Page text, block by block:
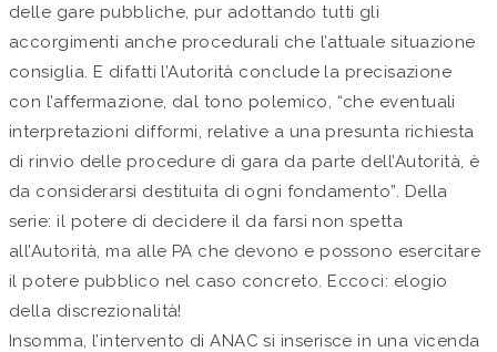
delle gare pubbliche, pur adottando tutti gli
accorgimenti anche procedurali che l’attuale situazione
consiglia. E difatti l’Autorità conclude la precisazione
con l’affermazione, dal tono polemico, “che eventuali
interpretazioni difformi, relative a una presunta richiesta
di rinvio delle procedure di gara da parte dell’Autorità, è
da considerarsi destituita di ogni fondamento”. Della
serie: il potere di decidere il da farsi non spetta
all’Autorità, ma alle PA che devono e possono esercitare
il potere pubblico nel caso concreto. Eccoci: elogio
della discrezionalità!
Insomma, l’intervento di ANAC si inserisce in una vicenda